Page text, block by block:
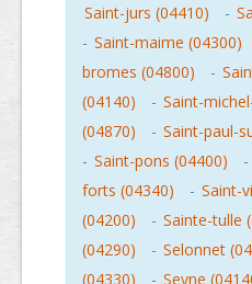
Saint-jurs (04410)
-
- Saint-maime (04300)
bromes (04800)
-
(04140)
- Saint-
(04870)
- Saint-paul-
- Saint-pons (04400) -
forts (04340)
- Saint-
(04200)
- Sainte-tulle
(04290)
- Selonnet
(04330)
- Seyne